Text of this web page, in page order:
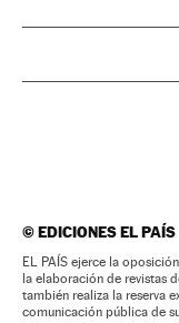
©EDICIONES EL PAÍS
EL PAÍS ejerce la
la elaboración de revistas
también realiza la reserva
comunicación pública de